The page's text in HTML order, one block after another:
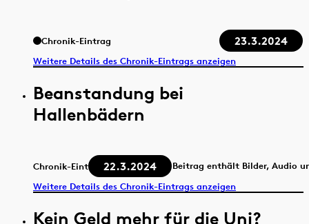
Chronik-Eintrag 23.3.2024
Weitere Details des Chronik-Eintrags anzeigen
Beanstandung bei
Hallenbädern
Chronik-Eintrag 22.3.2024
Beitrag enthält Bilder, Audio
Weitere Details des Chronik-Eintrags anzeigen
Kein Geld mehr für die Uni?